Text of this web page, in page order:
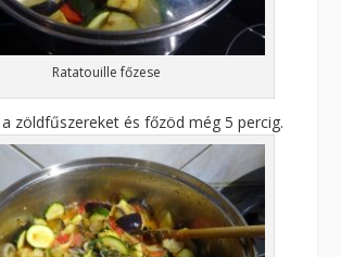
Ratatouille főzese
zöldfűszereket és főzöd még 5 percig.